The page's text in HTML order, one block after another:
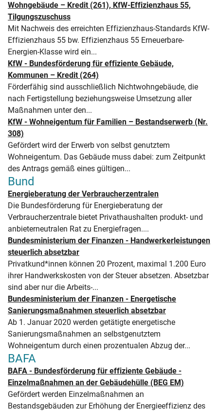
Wohngebäude – Kredit (261), KfW-Effizienzhaus 55,
Tilgungszuschuss
Mit Nachweis des erreichten Effizienzhaus-Standards KfW-
Effizienzhaus 55 bw. Effizienzhaus 55 Erneuerbare-
Energien-Klasse wird ein...
KfW - Bundesförderung für effiziente Gebäude,
Kommunen – Kredit (264)
Förderfähig sind ausschließlich Nichtwohngebäude, die
nach Fertigstellung beziehungsweise Umsetzung aller
Maßnahmen unter den...
KfW - Wohneigentum für Familien – Bestandserwerb (Nr.
308)
Gefördert wird der Erwerb von selbst genutztem
Wohneigentum. Das Gebäude muss dabei: zum Zeitpunkt
des Antrags gemäß eines gültigen...
Bund
Energieberatung der Verbraucherzentralen
Die Bundesförderung für Energieberatung der
Verbraucherzentrale bietet Privathaushalten produkt- und
anbieterneutralen Rat zu Energiefragen....
Bundesministerium der Finanzen - Handwerkerleistungen
steuerlich absetzbar
Privatkund*innen können 20 Prozent, maximal 1.200 Euro
ihrer Handwerkskosten von der Steuer absetzen. Absetzbar
sind aber nur die Arbeits-...
Bundesministerium der Finanzen - Energetische
Sanierungsmaßnahmen steuerlich absetzbar
Ab 1. Januar 2020 werden getätigte energetische
Sanierungsmaßnahmen an selbstgenutztem
Wohneigentum durch einen prozentualen Abzug der...
BAFA
BAFA - Bundesförderung für effiziente Gebäude -
Einzelmaßnahmen an der Gebäudehülle (BEG EM)
Gefördert werden Einzelmaßnahmen an
Bestandsgebäuden zur Erhöhung der Energieeffizienz des